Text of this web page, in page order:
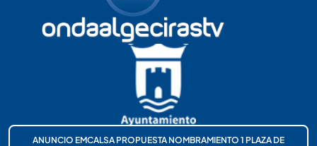
ANUNCIO EMCALSA PROPUESTA NOMBRAMIENTO 1 PLAZA DE